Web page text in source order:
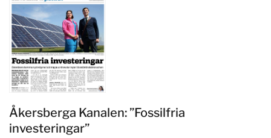
Åkersberga Kanalen: ”Fossilfria
investeringar”